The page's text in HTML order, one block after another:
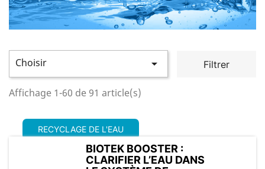
Choisir  Filtrer
Affichage 1-60 de 91 article(s)
RECYCLAGE DE L'EAU
BIOTEK BOOSTER :
CLARIFIER L’EAU DANS